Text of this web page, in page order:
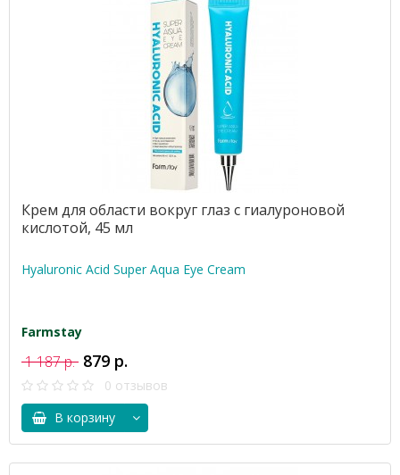
Крем для области вокруг глаз с гиалуроновой
кислотой, 45 мл
Hyaluronic Acid Super Aqua Eye Cream
Farmstay
1 187 р. 879 р.
0 отзывов
В корзину